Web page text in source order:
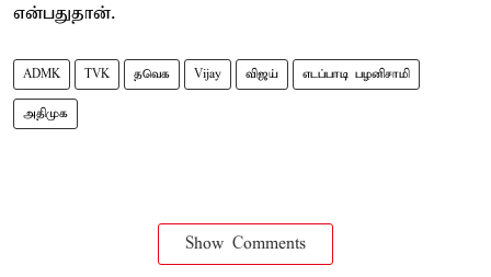
என்பதுதான்.
ADMK TVK தவெக Vijay விஜய் எடப்பாடி பழனிசாமி
அதிமுக
Show Comments